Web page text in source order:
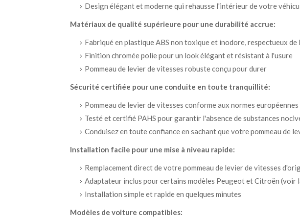
Design élégant et moderne qui rehausse l'intérieur de votre
Matériaux de qualité supérieure pour une durabilité accrue:
Fabriqué en plastique ABS non toxique et inodore, respectueux
Finition chromée polie pour un look élégant et résistant à l'usure
Pommeau de levier de vitesses robuste conçu pour durer
Sécurité certifiée pour une conduite en toute tranquillité:
Pommeau de levier de vitesses conforme aux normes
Testé et certifié PAHS pour garantir l'absence de substances
Conduisez en toute confiance en sachant que votre pommeau de
Installation facile pour une mise à niveau rapide:
Remplacement direct de votre pommeau de levier de vitesses
Adaptateur inclus pour certains modèles Peugeot et Citroën (voir
Installation simple et rapide en quelques minutes
Modèles de voiture compatibles: